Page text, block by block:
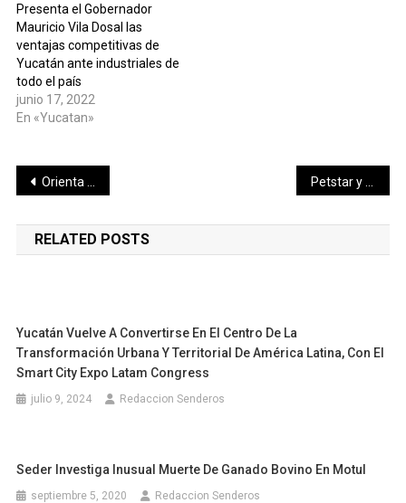
Presenta el Gobernador
Mauricio Vila Dosal las
ventajas competitivas de
Yucatán ante industriales de
todo el país
junio 17, 2022
En «Yucatan»
Navegación
de
entradas
Orienta IMSS Yucatán sobre cómo detectar hipertensión arterial y prevenir riesgos cardiovasculares
RELATED POSTS
Yucatán Vuelve A Convertirse En El Centro De La
Transformación Urbana Y Territorial De América Latina, Con El
Smart City Expo Latam Congress
julio 9, 2024 Redaccion Senderos
Seder Investiga Inusual Muerte De Ganado Bovino En Motul
septiembre 5, 2020 Redaccion Senderos